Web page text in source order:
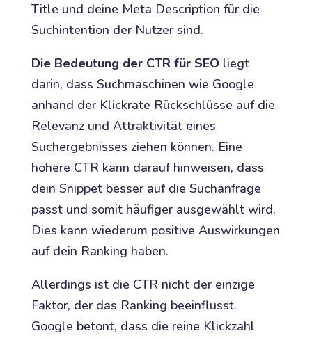
Title und deine Meta Description für die
Suchintention der Nutzer sind.
Die Bedeutung der CTR für SEOliegt
darin, dass Suchmaschinen wie Google
anhand der Klickrate Rückschlüsse auf die
Relevanz und Attraktivität eines
Suchergebnisses ziehen können. Eine
höhere CTR kann darauf hinweisen, dass
dein Snippet besser auf die Suchanfrage
passt und somit häufiger ausgewählt wird.
Dies kann wiederum positive Auswirkungen
auf dein Ranking haben.
Allerdings ist die CTR nicht der einzige
Faktor, der das Ranking beeinflusst.
Google betont, dass die reine Klickzahl